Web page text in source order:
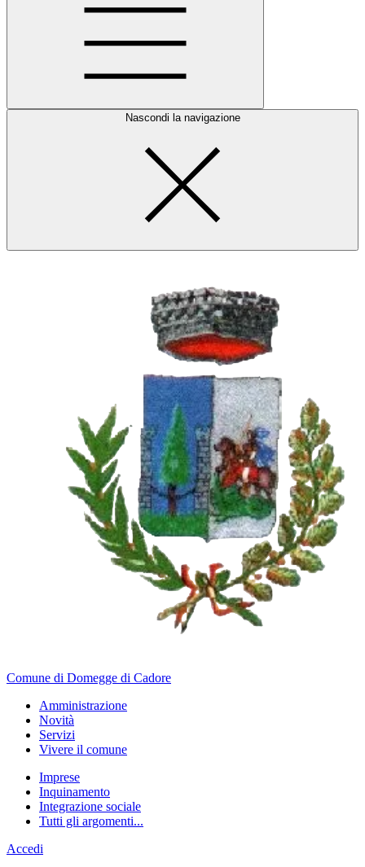
Nascondi la navigazione
Comune di Domegge di Cadore
Amministrazione
Novità
Servizi
Vivere il comune
Imprese
Inquinamento
Integrazione sociale
Tutti gli argomenti...
Accedi